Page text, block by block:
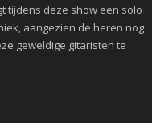
tijdens deze show een solo
aangezien de heren nog
geweldige gitaristen te